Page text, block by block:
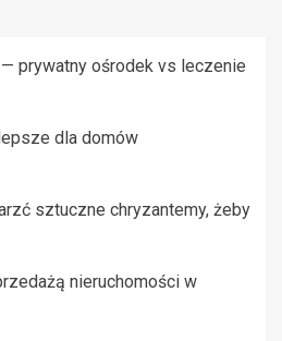
prywatny ośrodek vs leczenie
dla domów
sztuczne chryzantemy, żeby
nieruchomości w